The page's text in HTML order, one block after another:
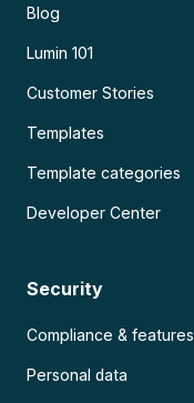
Blog
Lumin 101
Customer Stories
Templates
Template categories
Developer Center
Security
Compliance & features
Personal data